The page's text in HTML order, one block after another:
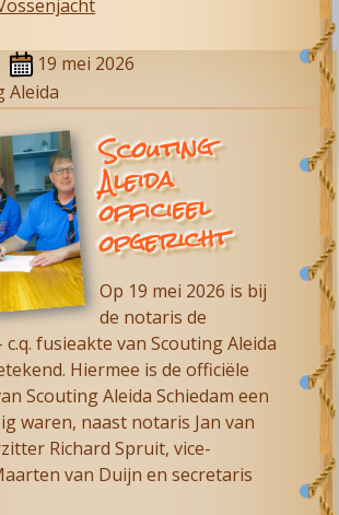
Aleida
19 mei 2026
Scouting
Aleida
officieel
opgericht
Op 19 mei 2026 is bij
de notaris de
fusieakte vanScouting Aleida
Hiermee is de officiële
Scouting Aleida Schiedam een
waren, naast notaris Jan van
Richard Spruit, vice-
van Duijn en secretaris